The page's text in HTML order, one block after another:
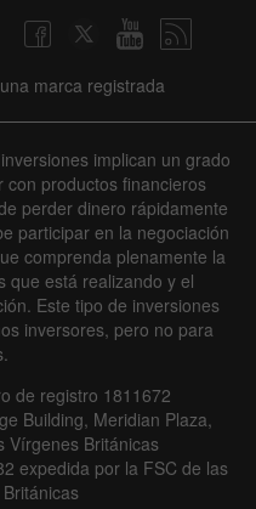
marca registrada
implican un grado
productos financieros
perder dinero rápidamente
participar en la negociación
comprenda plenamente la
que está realizando y el
Este tipo de inversiones
inversores, pero no para
de registro 1811672
Building, Meridian Plaza,
Vírgenes Británicas
expedida por la FSC de las